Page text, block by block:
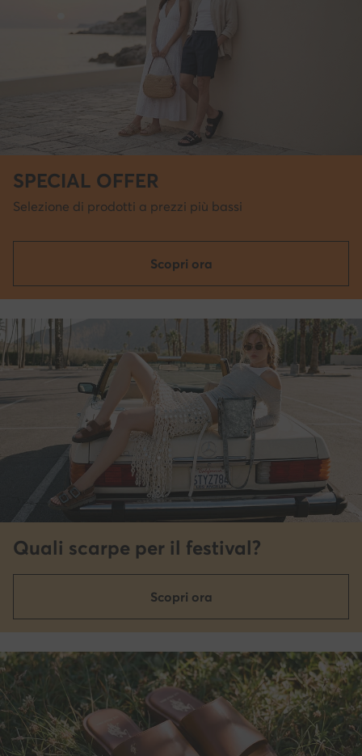
SPECIAL OFFER
Selezione di prodotti a prezzi più bassi
Scopri ora
Quali scarpe per il festival?
Scopri ora